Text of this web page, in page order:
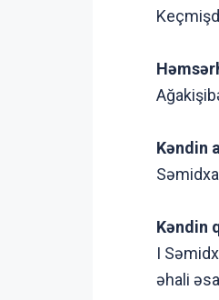
Kəndin
Kəndin
I
əhali